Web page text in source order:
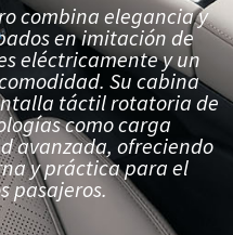
combina elegancia y
en imitación de
eléctricamente y un
Su cabina
táctil rotatoria de
como carga
avanzada, ofreciendo
y práctica para el
pasajeros.